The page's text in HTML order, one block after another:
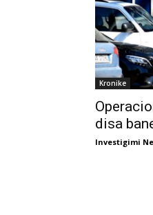
Kronike
disa
Investigimi